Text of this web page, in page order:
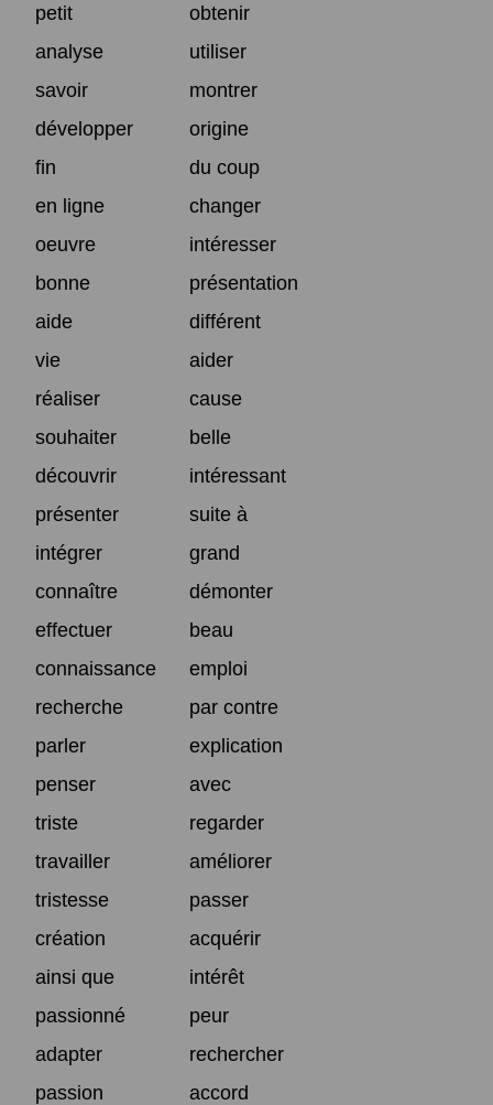
petit
obtenir
analyse
utiliser
savoir
montrer
développer
origine
fin
du coup
en ligne
changer
oeuvre
intéresser
bonne
présentation
aide
différent
vie
aider
réaliser
cause
souhaiter
belle
découvrir
intéressant
présenter
suite à
intégrer
grand
connaître
démonter
effectuer
beau
connaissance
emploi
recherche
par contre
parler
explication
penser
avec
triste
regarder
travailler
améliorer
tristesse
passer
création
acquérir
ainsi que
intérêt
passionné
peur
adapter
rechercher
passion
accord